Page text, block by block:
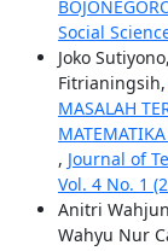
Social
Joko
Fitrianingsih,
MASALAH
, Journal of
Vol. 4 No. 1
Anitri
Wahyu Nur